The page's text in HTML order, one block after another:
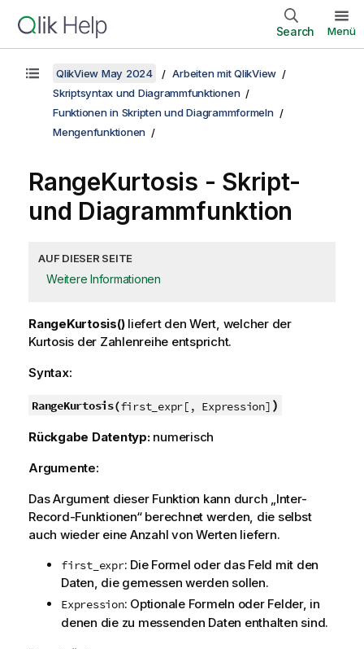
Search Menü
QlikView May 2024
Arbeiten mit QlikView
Skriptsyntax und Diagrammfunktionen
Funktionen in Skripten und Diagrammformeln
Mengenfunktionen
RangeKurtosis - Skript-
und Diagrammfunktion
AUF DIESER SEITE
Weitere Informationen
RangeKurtosis()liefert den Wert, welcher der
Kurtosis der Zahlenreihe entspricht.
Syntax:
RangeKurtosis(first_expr[, Expression] )
Rückgabe Datentyp: numerisch
Argumente:
Das Argument dieser Funktion kann durch „Inter-
Record-Funktionen“ berechnet werden, die selbst
auch wieder eine Anzahl von Werten liefern.
first_expr: Die Formel oder das Feld mit den
Daten, die gemessen werden sollen.
Expression: Optionale Formeln oder Felder, in
denen die zu messenden Daten enthalten sind.